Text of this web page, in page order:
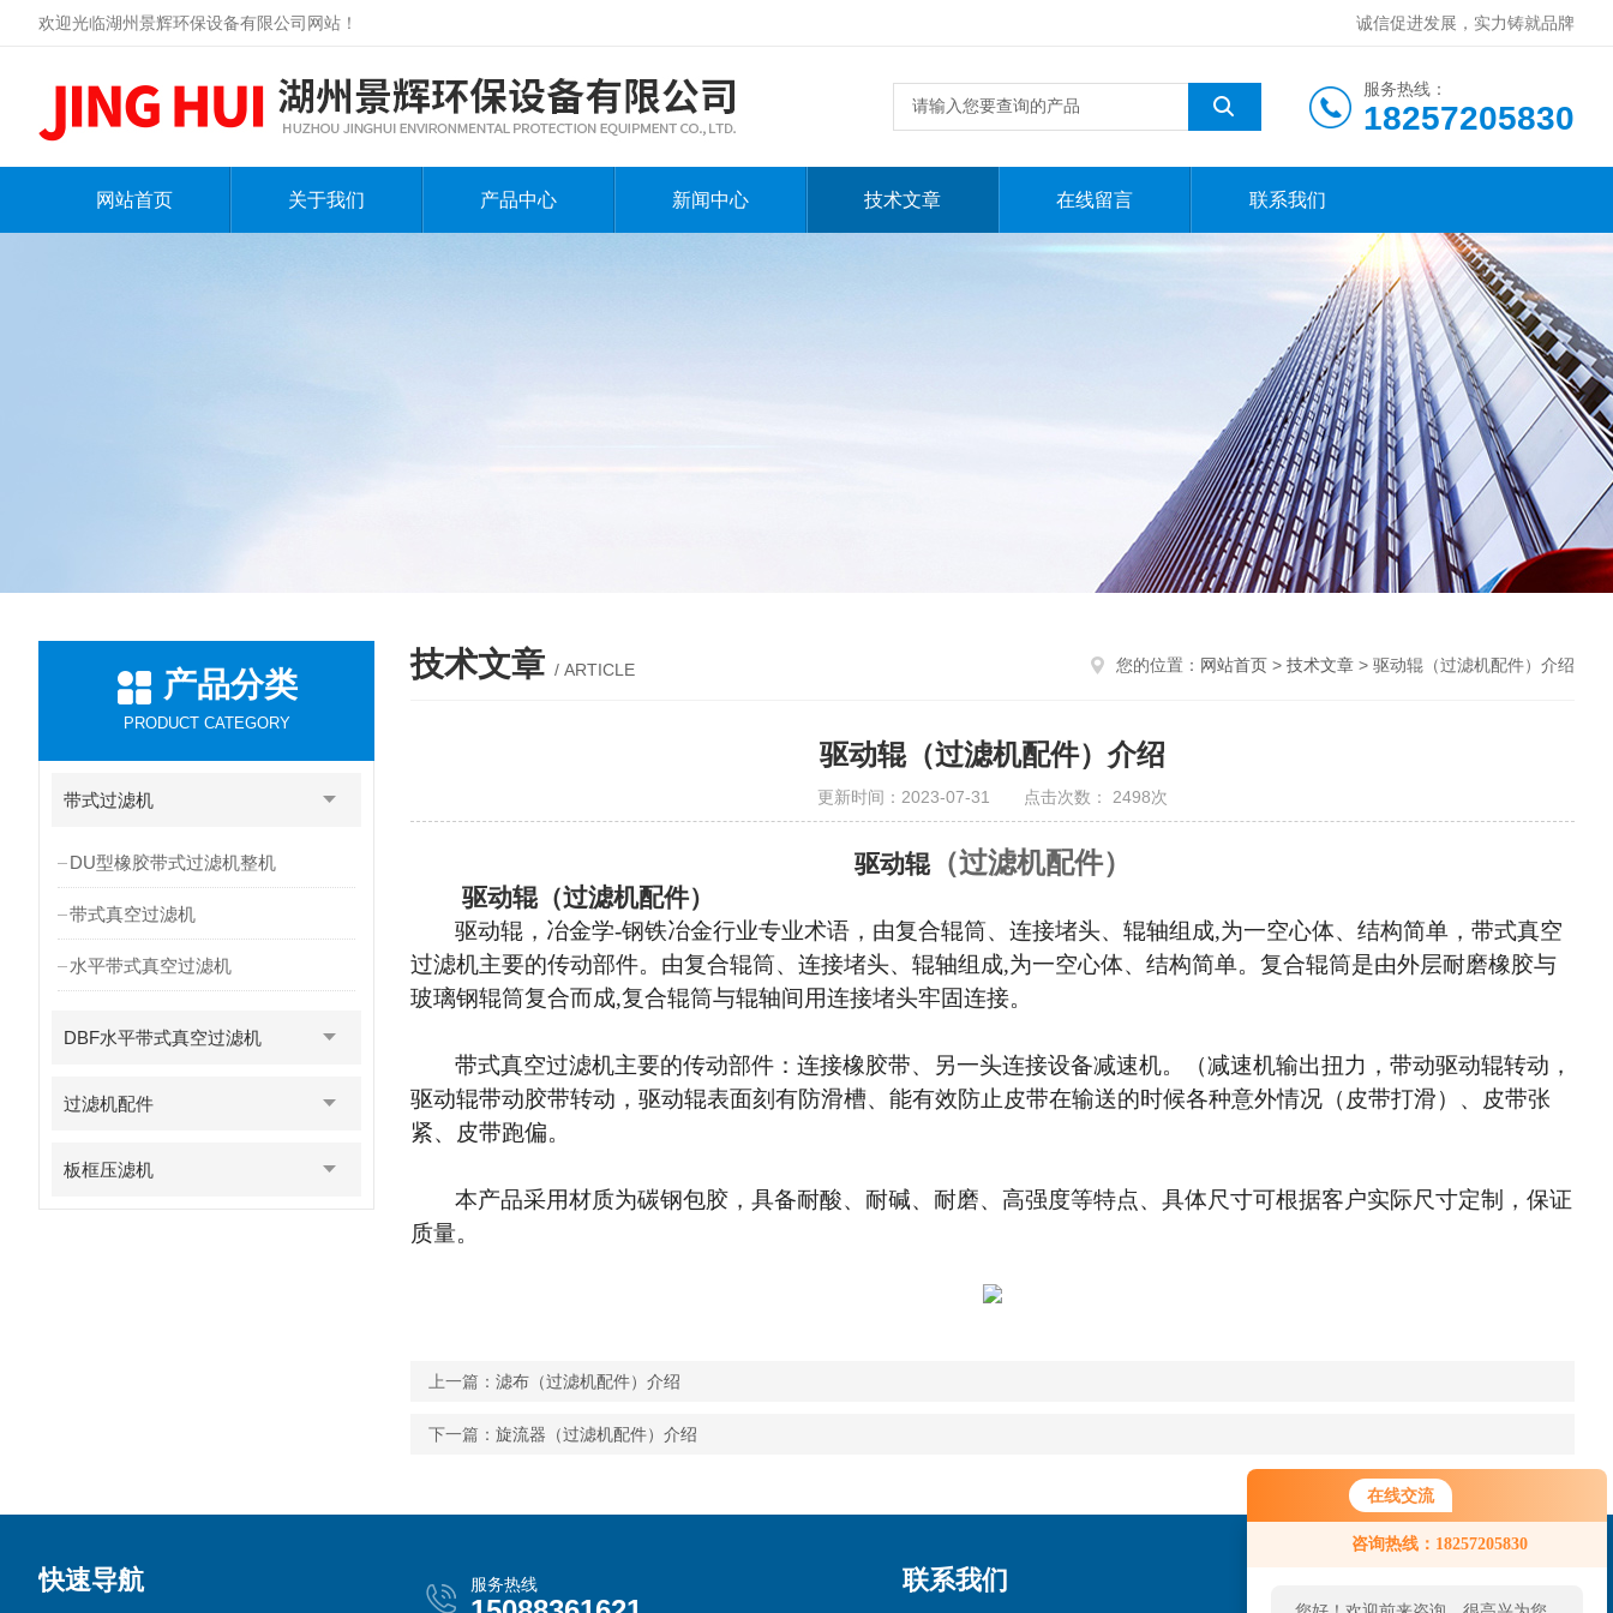
在线交流
咨询热线：18257205830
欢迎光临湖州景辉环保设备有限公司网站！ 诚信促进发展，实力铸就品牌
服务热线：
18257205830
网站首页 关于我们 产品中心 新闻中心 技术文章 在线留言 联系我们
产品分类
PRODUCT CATEGORY
带式过滤机
DU型橡胶带式过滤机整机
带式真空过滤机
水平带式真空过滤机
DBF水平带式真空过滤机
过滤机配件
板框压滤机
技术文章 / ARTICLE 您的位置： 网站首页 > 技术文章 > 驱动辊（过滤机配件）介绍
驱动辊（过滤机配件）介绍
更新时间：2023-07-31 点击次数： 2498次
驱动辊（过滤机配件）
驱动辊（过滤机配件）
驱动辊，冶金学-钢铁冶金行业专业术语，由复合辊筒、连接堵头、辊轴组成,为一空心体、结构简单，带式真空
过滤机主要的传动部件。由复合辊筒、连接堵头、辊轴组成,为一空心体、结构简单。复合辊筒是由外层耐磨橡胶与
玻璃钢辊筒复合而成,复合辊筒与辊轴间用连接堵头牢固连接。
带式真空过滤机主要的传动部件：连接橡胶带、另一头连接设备减速机。（减速机输出扭力，带动驱动辊转动，
驱动辊带动胶带转动，驱动辊表面刻有防滑槽、能有效防止皮带在输送的时候各种意外情况（皮带打滑）、皮带张
紧、皮带跑偏。
本产品采用材质为碳钢包胶，具备耐酸、耐碱、耐磨、高强度等特点、具体尺寸可根据客户实际尺寸定制， 保证
质量。
上一篇： 滤布（过滤机配件）介绍
下一篇： 旋流器（过滤机配件）介绍
快速导航 服务热线 联系我们